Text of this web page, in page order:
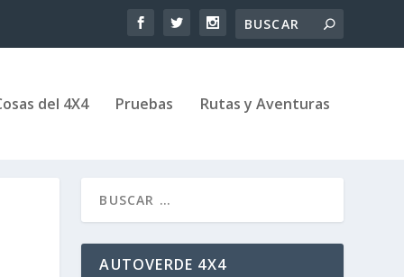
del 4X4 Pruebas Rutas y Aventuras
AUTOVERDE 4X4